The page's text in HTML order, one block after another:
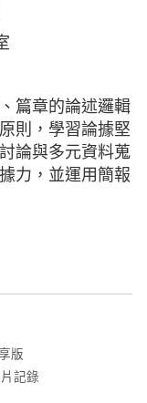
篇章的論述邏輯
則，學習論據堅
論與多元資料蒐
力，並運用簡報
版
記錄